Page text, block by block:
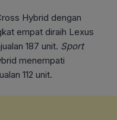
Hybrid dengan
empat diraih Lexus
187 unit. Sport
menempati
112 unit.